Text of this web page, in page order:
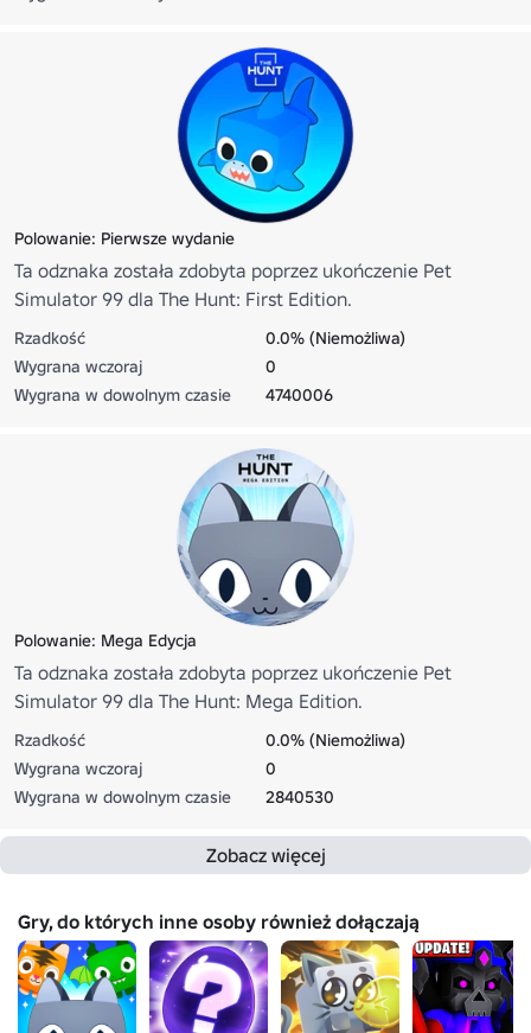
Polowanie: Pierwsze wydanie
Ta odznaka została zdobyta poprzez ukończenie Pet
Simulator 99 dla The Hunt: First Edition.
Rzadkość
0.0% (Niemożliwa)
Wygrana wczoraj
0
Wygrana w dowolnym czasie
4740006
Polowanie: Mega Edycja
Ta odznaka została zdobyta poprzez ukończenie Pet
Simulator 99 dla The Hunt: Mega Edition.
Rzadkość
0.0% (Niemożliwa)
Wygrana wczoraj
0
Wygrana w dowolnym czasie
2840530
Zobacz więcej
Gry, do których inne osoby również dołączają